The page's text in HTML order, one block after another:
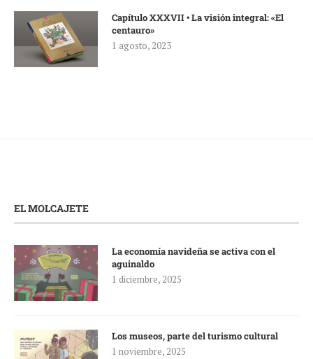
Capítulo XXXVII • La visión integral: «El
centauro»
1 agosto, 2023
EL MOLCAJETE
La economía navideña se activa con el
aguinaldo
1 diciembre, 2025
Los museos, parte del turismo cultural
1 noviembre, 2025